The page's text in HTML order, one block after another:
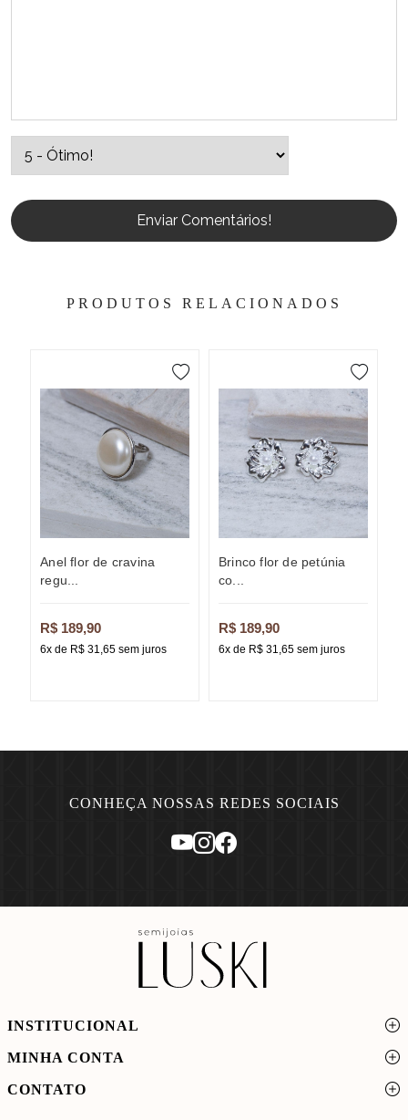
Enviar Comentários!
PRODUTOS RELACIONADOS
anel flor de cravina
regu...
R$ 189,90
6x de R$ 31,65 sem juros
brinco flor de petúnia
co...
R$ 189,90
6x de R$ 31,65 sem juros
CONHEÇA NOSSAS REDES SOCIAIS
INSTITUCIONAL
MINHA CONTA
CONTATO